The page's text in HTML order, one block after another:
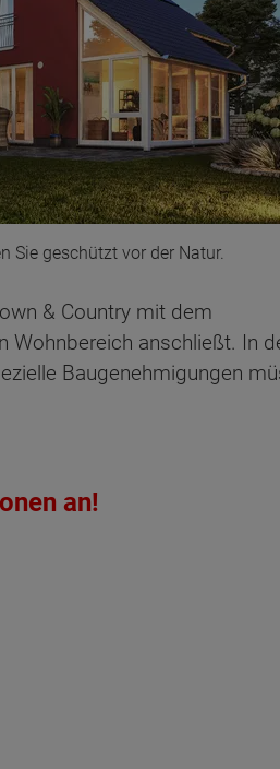
Sie geschützt vor der Natur.
& Country mit dem
Wohnbereich anschließt. In
Baugenehmigungen
an!